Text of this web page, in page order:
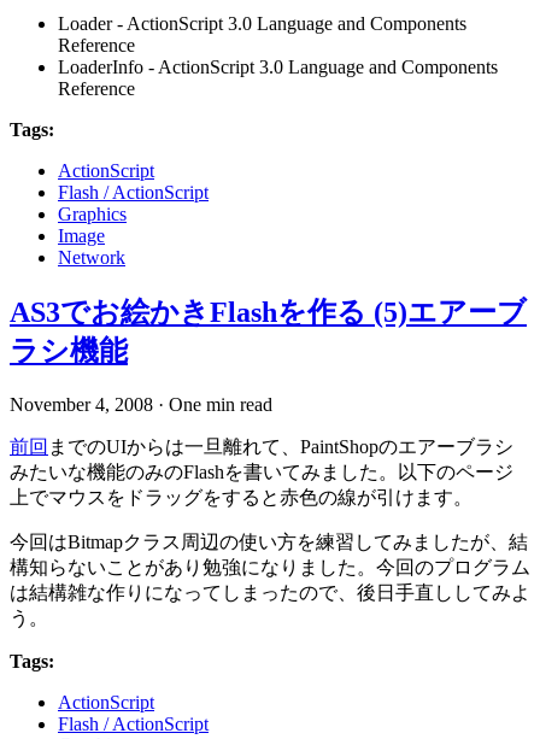
Loader - ActionScript 3.0 Language and Components
Reference
LoaderInfo - ActionScript 3.0 Language and Components
Reference
Tags:
ActionScript
Flash / ActionScript
Graphics
Image
Network
AS3でお絵かきFlashを作る (5)エアーブ
ラシ機能
November 4, 2008 · One min read
前回 までのUIからは一旦離れて、PaintShopのエアーブラシ
みたいな機能のみのFlashを書いてみました。以下のページ
上でマウスをドラッグをすると赤色の線が引けます。
今回はBitmapクラス周辺の使い方を練習してみましたが、結
構知らないことがあり勉強になりました。今回のプログラム
は結構雑な作りになってしまったので、後日手直ししてみよ
う。
Tags:
ActionScript
Flash / ActionScript